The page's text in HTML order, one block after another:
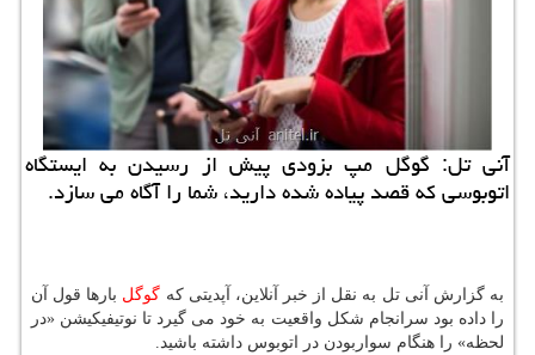
آنی تل: گوگل مپ بزودی پیش از رسیدن به ایستگاه
اتوبوسی كه قصد پیاده شده دارید، شما را آگاه می سازد.
به گزارش آنی تل به نقل از خبر آنلاین، آپدیتی كه گوگل بارها قول آن
را داده بود سرانجام شكل واقعیت به خود می گیرد تا نوتیفیكیشن «در
لحظه» را هنگام سواربودن در اتوبوس داشته باشید.